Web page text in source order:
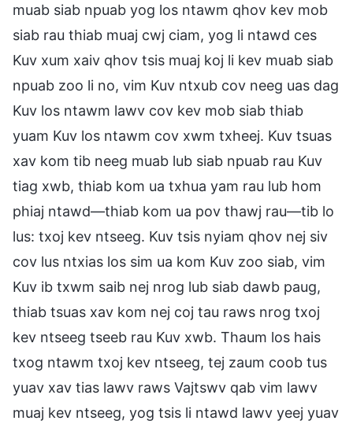
muab siab npuab yog los ntawm qhov kev mob
siab rau thiab muaj cwj ciam, yog li ntawd ces
Kuv xum xaiv qhov tsis muaj koj li kev muab siab
npuab zoo li no, vim Kuv ntxub cov neeg uas dag
Kuv los ntawm lawv cov kev mob siab thiab
yuam Kuv los ntawm cov xwm txheej. Kuv tsuas
xav kom tib neeg muab lub siab npuab rau Kuv
tiag xwb, thiab kom ua txhua yam rau lub hom
phiaj ntawd—thiab kom ua pov thawj rau—tib lo
lus: txoj kev ntseeg. Kuv tsis nyiam qhov nej siv
cov lus ntxias los sim ua kom Kuv zoo siab, vim
Kuv ib txwm saib nej nrog lub siab dawb paug,
thiab tsuas xav kom nej coj tau raws nrog txoj
kev ntseeg tseeb rau Kuv xwb. Thaum los hais
txog ntawm txoj kev ntseeg, tej zaum coob tus
yuav xav tias lawv raws Vajtswv qab vim lawv
muaj kev ntseeg, yog tsis li ntawd lawv yeej yuav